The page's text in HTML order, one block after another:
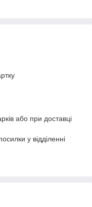
або при доставці
у відділенні